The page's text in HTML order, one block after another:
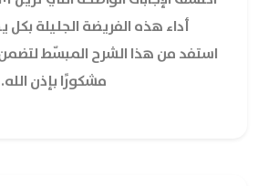
أداء هذه الفريضة الجليلة بكل
استفد من هذا الشرح المبسّط
مشكورًا بإذن الله.